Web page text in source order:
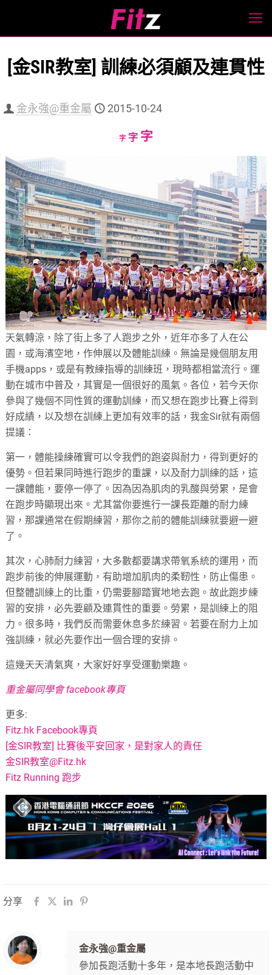
[金SIR教室] 訓練必須顧及連貫性
金永強@重金屬 2015-10-24
字Decrease
字Reset
字Increase
天氣轉涼，除了街上多了人跑步之外，近年亦多了人在公
園，或海濱空地，作伸展以及體能訓練。無論是幾個朋友用
手機apps，或是有教練指導的訓練班，現時都相當流行。運
動在城市中普及，其實是一個很好的風氣。各位，若今天你
參與了幾個不同性質的運動訓練，而又想在跑步比賽上得到
好成績，以及想在訓練上更加有效率的話，我金Sir就有兩個
提議：
第一，體能操練確實可以令我們的跑姿與耐力，得到更好的
優勢。但若果同時進行跑步的重課，以及耐力訓練的話，這
一課體能，要停一停了。因為因為肌肉的乳酸與勞累，是會
在跑步時顯現出來。尤其當你要進行一課長距離的耐力練
習，那課通常在假期練習，那你之前的體能訓練就要避一避
了。
其次，心肺耐力練習，大多數都要講求帶氧系統的運用，而
跑步前後的伸展運動，有助增加肌肉的柔靭性，防止傷患。
但整體訓練上的比重，仍需要腳踏實地地去跑。故此跑步練
習的安排，必先要顧及連貫性的重要。勞累，是訓練上的阻
力。很多時，我們反而需要休息多於練習。若要在耐力上加
強訓練，就必先要作出一個合理的安排。
這幾天天清氣爽，大家好好享受運動樂趣。
重金屬同學會 facebook專頁
更多:
Fitz.hk Facebook專頁
[金SIR教室] 比賽後平安回家，是對家人的責任
金SIR教室@Fitz.hk
Fitz Running 跑步
分享
金永強@重金屬
參加長跑活動十多年，是本地長跑活動中